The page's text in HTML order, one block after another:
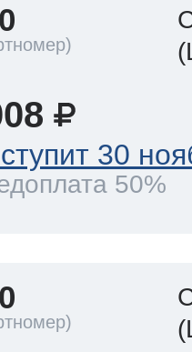
30
50%